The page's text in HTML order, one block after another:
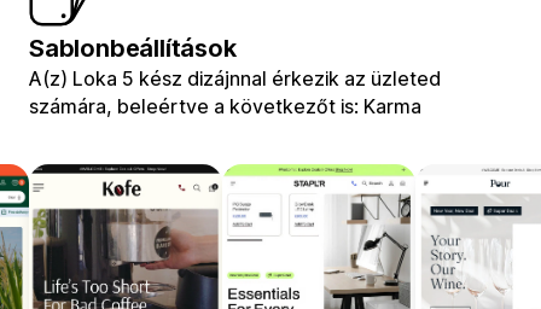
Sablonbeállítások
A(z) Loka 5 kész dizájnnal érkezik az üzleted
számára, beleértve a következőt is: Karma